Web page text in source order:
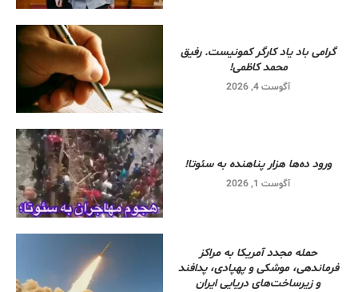
گرامی باد یاد کارگر کمونیست. رفیق
محمد کاظمی!
آگوست 4, 2026
ورود ده‌ها هزار پناهنده به سئوتا!
آگوست 1, 2026
حمله مجدد آمریکا به مراکز
فرماندهی، موشکی و پهپادی، پدافند
و زیرساخت‌های دریایی ایران